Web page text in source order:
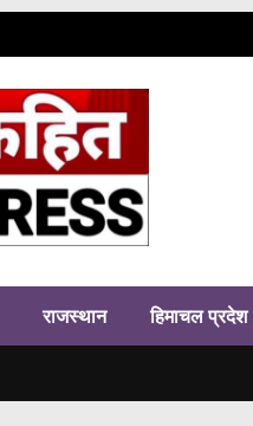
राजस्थान हिमाचल प्रदेश